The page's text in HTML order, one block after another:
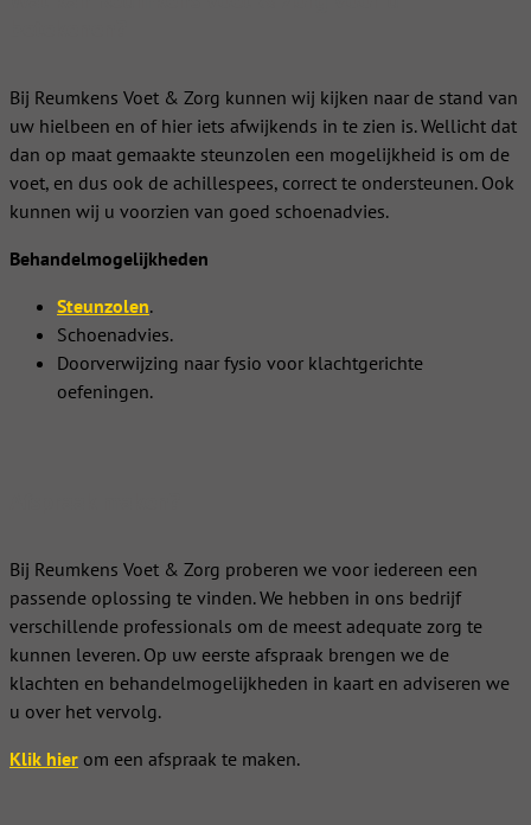
Bij Reumkens Voet & Zorg kunnen wij kijken naar de stand van
uw hielbeen en of hier iets afwijkends in te zien is. Wellicht dat
dan op maat gemaakte steunzolen een mogelijkheid is om de
voet, en dus ook de achillespees, correct te ondersteunen. Ook
kunnen wij u voorzien van goed schoenadvies.
Behandelmogelijkheden
Steunzolen.
Schoenadvies.
Doorverwijzing naar fysio voor klachtgerichte
oefeningen.
Bij Reumkens Voet & Zorg proberen we voor iedereen een
passende oplossing te vinden. We hebben in ons bedrijf
verschillende professionals om de meest adequate zorg te
kunnen leveren. Op uw eerste afspraak brengen we de
klachten en behandelmogelijkheden in kaart en adviseren we
u over het vervolg.
Klik hier om een afspraak te maken.